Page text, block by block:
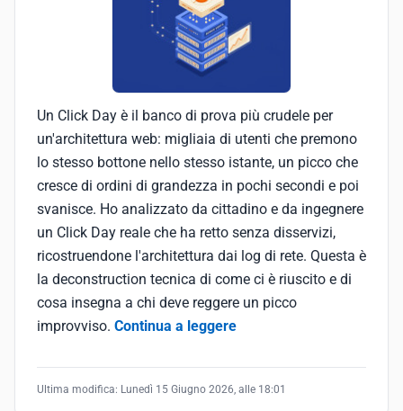
Un Click Day è il banco di prova più crudele per
un'architettura web: migliaia di utenti che premono
lo stesso bottone nello stesso istante, un picco che
cresce di ordini di grandezza in pochi secondi e poi
svanisce. Ho analizzato da cittadino e da ingegnere
un Click Day reale che ha retto senza disservizi,
ricostruendone l'architettura dai log di rete. Questa è
la deconstruction tecnica di come ci è riuscito e di
cosa insegna a chi deve reggere un picco
improvviso. Continua a leggere
Ultima modifica: Lunedì 15 Giugno 2026, alle 18:01